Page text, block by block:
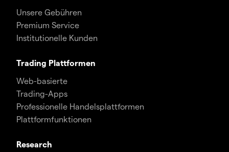
Unsere Gebühren
Premium Service
Institutionelle Kunden
Trading Plattformen
Web-basierte
Trading-Apps
Professionelle Handelsplattformen
Plattformfunktionen
Research